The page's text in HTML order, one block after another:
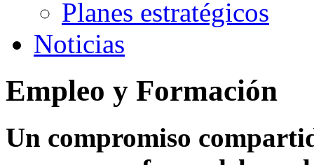
Planes estratégicos
Noticias
Empleo y Formación
Un compromiso